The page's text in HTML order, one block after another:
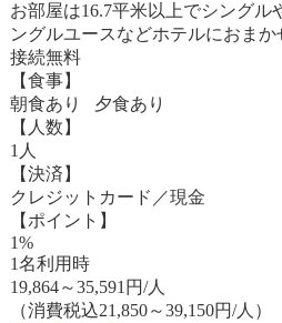
お部屋は16.7平米以上でシングル
ングルユースなどホテルにおまか
接続無料
【食事】
朝食あり 夕食あり
【人数】
1人
【決済】
クレジットカード／現金
【ポイント】
1%
1名利用時
19,864～35,591 円/人
（消費税込21,850～39,150円/人）